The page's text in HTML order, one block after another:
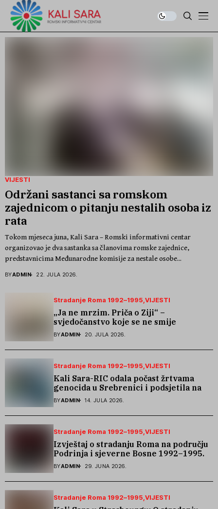
VIJESTI
Održani sastanci sa romskom
zajednicom o pitanju nestalih osoba iz
rata
Tokom mjeseca juna, Kali Sara – Romski informativni centar
organizovao je dva sastanka sa članovima romske zajednice,
predstavnicima Međunarodne komisije za nestale osobe...
BYADMIN 22. JULA 2026.
Stradanje Roma 1992–1995 VIJESTI
„Ja ne mrzim. Priča o Ziji“ –
svjedočanstvo koje se ne smije
zaboraviti
BYADMIN 20. JULA 2026.
Stradanje Roma 1992–1995 VIJESTI
Kali Sara-RIC odala počast žrtvama
genocida u Srebrenici i podsjetila na
stradanje Roma iz Skočića
BYADMIN 14. JULA 2026.
Stradanje Roma 1992–1995 VIJESTI
Izvještaj o stradanju Roma na području
Podrinja i sjeverne Bosne 1992–1995.
godine
BYADMIN 29. JUNA 2026.
Stradanje Roma 1992–1995 VIJESTI